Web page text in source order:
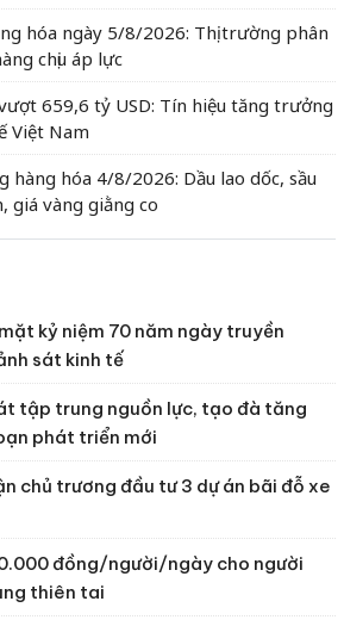
hóa ngày 5/8/2026: Thị trường phân
chịu áp lực
659,6 tỷ USD: Tín hiệu tăng trưởng
Việt Nam
hàng hóa 4/8/2026: Dầu lao dốc, sầu
giá vàng giằng co
kỷ niệm 70 năm ngày truyền
sát kinh tế
tập trung nguồn lực, tạo đà tăng
phát triển mới
chủ trương đầu tư 3 dự án bãi đỗ xe
đồng/người/ngày cho người
thiên tai